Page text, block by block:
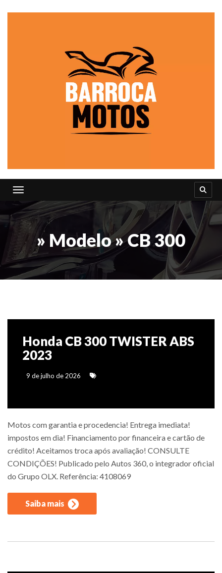
Toggle navigation
» Modelo » CB 300
Honda CB 300 TWISTER ABS
2023
9 de julho de 2026
Motos com garantia e procedencia! Entrega imediata!
impostos em dia! Financiamento por financeira e cartão de
crédito! Aceitamos troca após avaliação! CONSULTE
CONDIÇÕES! Publicado pelo Autos 360, o integrador oficial
do Grupo OLX. Referência: 4108069
Saiba mais